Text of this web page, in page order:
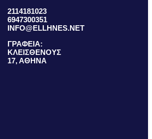
2114181023
6947300351
INFO@ELLHNES.NET
ΓΡΑΦΕΙΑ:
ΚΛΕΙΣΘΕΝΟΥΣ
17, ΑΘΗΝΑ